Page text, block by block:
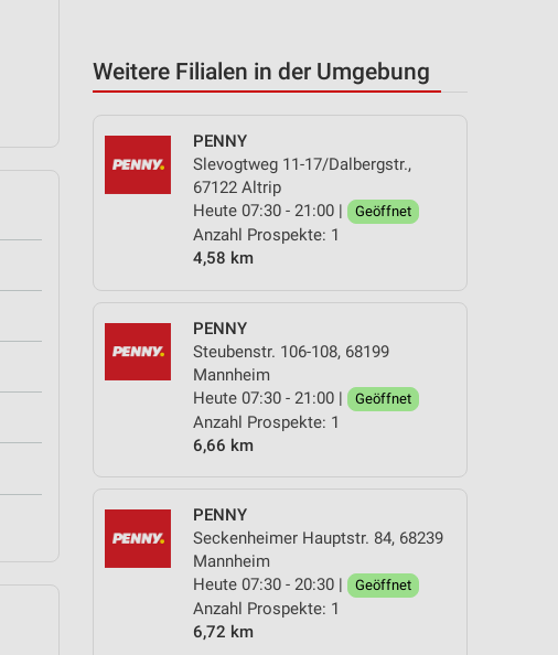
Weitere Filialen in der Umgebung
PENNY
Slevogtweg 11-17/Dalbergstr.,
67122 Altrip
Heute 07:30 - 21:00 |
Geöffnet
Anzahl Prospekte: 1
4,58 km
PENNY
Steubenstr. 106-108, 68199
Mannheim
Heute 07:30 - 21:00 |
Geöffnet
Anzahl Prospekte: 1
6,66 km
PENNY
Seckenheimer Hauptstr. 84, 68239
Mannheim
Heute 07:30 - 20:30 |
Geöffnet
Anzahl Prospekte: 1
6,72 km